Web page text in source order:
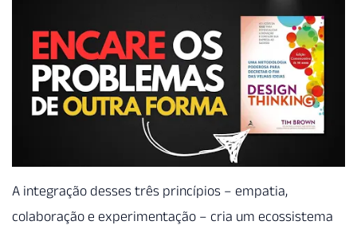
A integração desses três princípios – empatia,
colaboração e experimentação – cria um ecossistema